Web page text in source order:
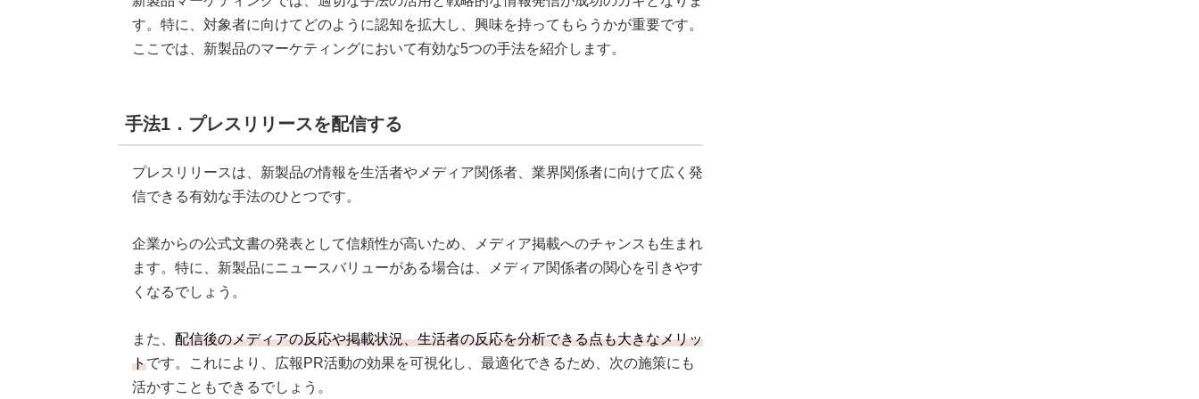
す。特に、対象者に向けてどのように認知を拡大し、興味を持ってもらうかが重要です。
ここでは、新製品のマーケティングにおいて有効な5つの手法を紹介します。
手法1．プレスリリースを配信する
プレスリリースは、新製品の情報を生活者やメディア関係者、業界関係者に向けて広く発
信できる有効な手法のひとつです。
企業からの公式文書の発表として信頼性が高いため、メディア掲載へのチャンスも生まれ
ます。特に、新製品にニュースバリューがある場合は、メディア関係者の関心を引きやす
くなるでしょう。
また、 配信後のメディアの反応や掲載状況、生活者の反応を分析できる点も大きなメリッ
トです。これにより、広報PR活動の効果を可視化し、最適化できるため、次の施策にも
活かすこともできるでしょう。